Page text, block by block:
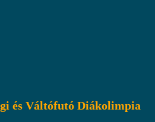
és Váltófutó Diákolimpia